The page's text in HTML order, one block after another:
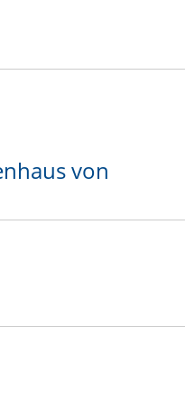
von